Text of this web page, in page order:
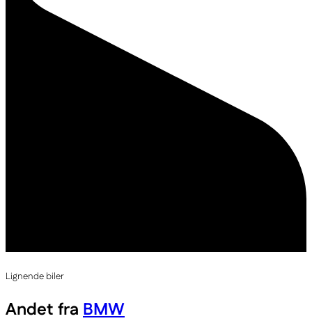
Lignende biler
Andet fra BMW